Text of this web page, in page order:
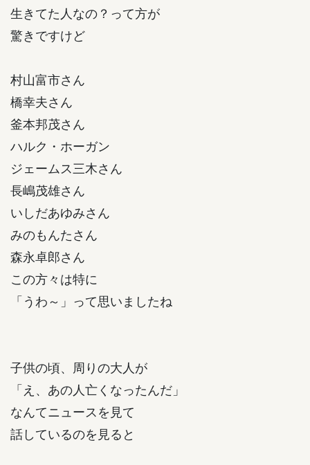
生きてた人なの？って方が
驚きですけど
村山富市さん
橋幸夫さん
釜本邦茂さん
ハルク・ホーガン
ジェームス三木さん
長嶋茂雄さん
いしだあゆみさん
みのもんたさん
森永卓郎さん
この方々は特に
「うわ～」って思いましたね
子供の頃、周りの大人が
「え、あの人亡くなったんだ」
なんてニュースを見て
話しているのを見ると